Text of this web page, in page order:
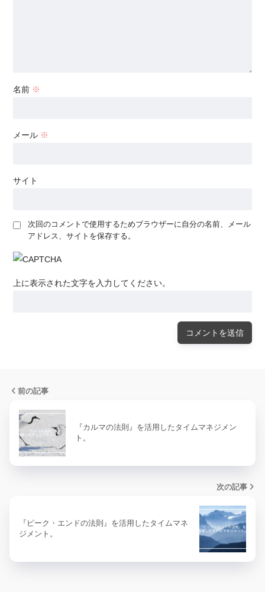
名前 ※
メール ※
サイト
次回のコメントで使用するためブラウザーに自分の名前、メール
アドレス、サイトを保存する。
上に表示された文字を入力してください。
前の記事
『カルマの法則』を活用したタイムマネジメン
ト。
次の記事
『ピーク・エンドの法則』を活用したタイムマネ
ジメント。